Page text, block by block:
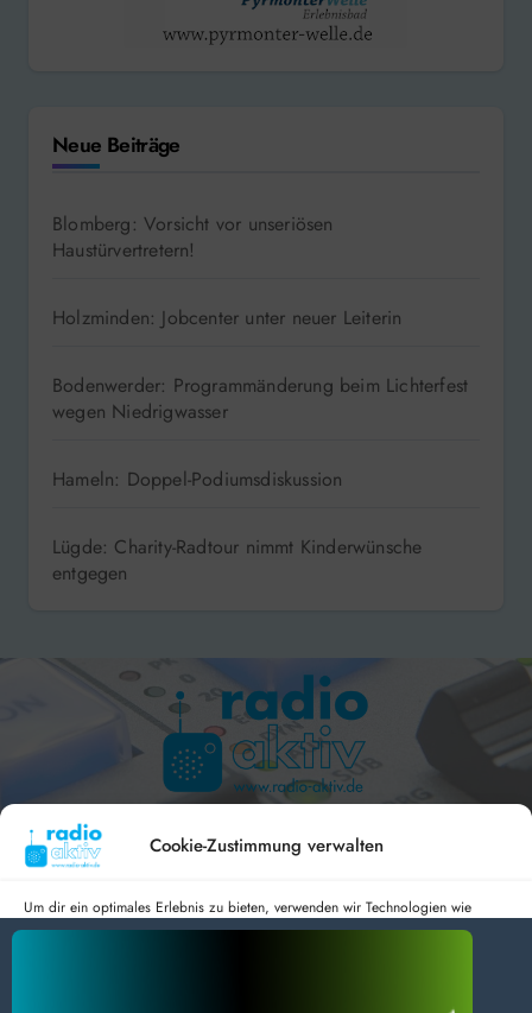
Cookie-Zustimmung verwalten
Um dir ein optimales Erlebnis zu bieten, verwenden wir Technologien wie
Cookies, um Geräteinformationen zu speichern und/oder darauf zuzugreifen.
Neue Beiträge
Blomberg: Vorsicht vor unseriösen
Haustürvertretern!
Holzminden: Jobcenter unter neuer Leiterin
Bodenwerder: Programmänderung beim Lichterfest
wegen Niedrigwasser
Hameln: Doppel-Podiumsdiskussion
Lügde: Charity-Radtour nimmt Kinderwünsche
entgegen
Hameln 99.3 – Bad Pyrmont 94.8 – Bad Münder 107.2 –
DAB+ 9C